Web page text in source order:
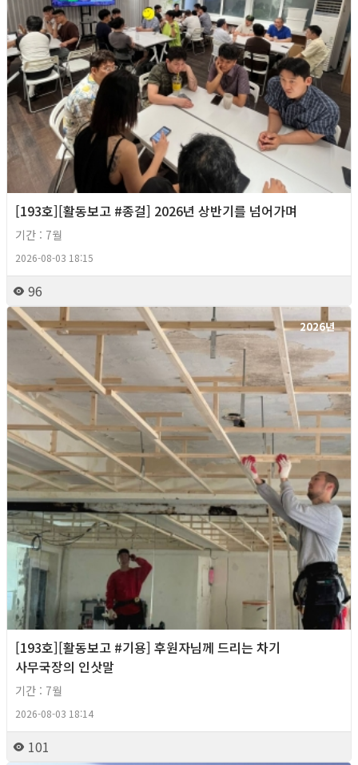
[193호][활동보고 #종걸] 2026년 상반기를 넘어가며
기간 : 7월
2026-08-03 18:15
96
2026년
[193호][활동보고 #기용] 후원자님께 드리는 차기
사무국장의 인삿말
기간 : 7월
2026-08-03 18:14
101